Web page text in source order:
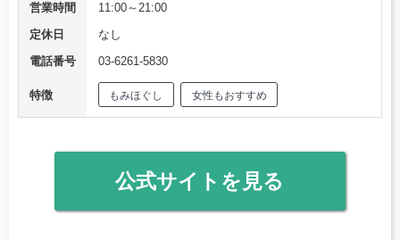
営業時間
11:00～21:00
定休日
なし
電話番号
03-6261-5830
特徴 もみほぐし 女性もおすすめ
公式サイトを見る